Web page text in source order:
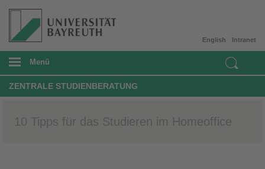
Intranet
English
Menü
ZENTRALE STUDIENBERATUNG
10 Tipps für das Studieren im Homeoffice